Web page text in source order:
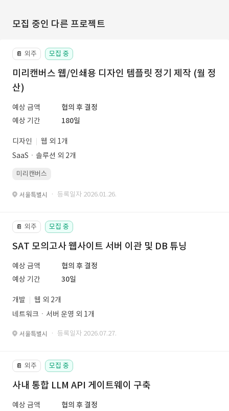
모집 중인 다른 프로젝트
📔 외주 모집 중
미리캔버스 웹/인쇄용 디자인 템플릿 정기 제작 (월 정
산)
예상 금액
협의 후 결정
예상 기간
180일
디자인
웹 외 1개
SaaSㆍ솔루션 외 2개
미리캔버스
서울특별시 · 등록일자 2026.01.26.
📔 외주 모집 중
SAT 모의고사 웹사이트 서버 이관 및 DB 튜닝
예상 금액
협의 후 결정
예상 기간
30일
개발
웹 외 2개
네트워크ㆍ서버 운영 외 1개
서울특별시 · 등록일자 2026.07.27.
📔 외주 모집 중
사내 통합 LLM API 게이트웨이 구축
예상 금액
협의 후 결정